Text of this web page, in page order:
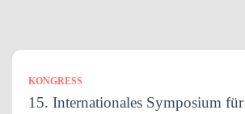
KONGRESS
15. Internationales Symposium für